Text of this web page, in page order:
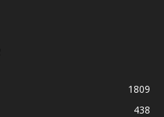
1809
438